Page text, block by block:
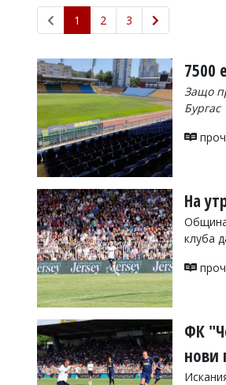
ОБЩИНИ
ОБЩЕСТВО
ЛАЙФСТАЙЛ
ВОЙНАТА
УКРАЙНА
СПОРТ
РАЗСЛЕДВАНЕ
БИЗНЕС
Управители:
Веселин
Василев,
v.vasilev@flagman.bg
Касабова,
k.kassabova@flagman.bg
1
2 3
7500
Защо
Бургас
На
клуба
ФК
нови